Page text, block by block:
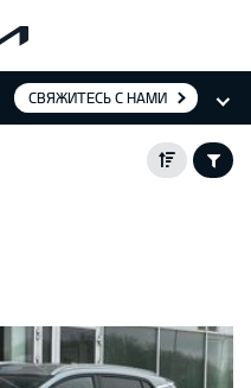
СВЯЖИТЕСЬ С НАМИ